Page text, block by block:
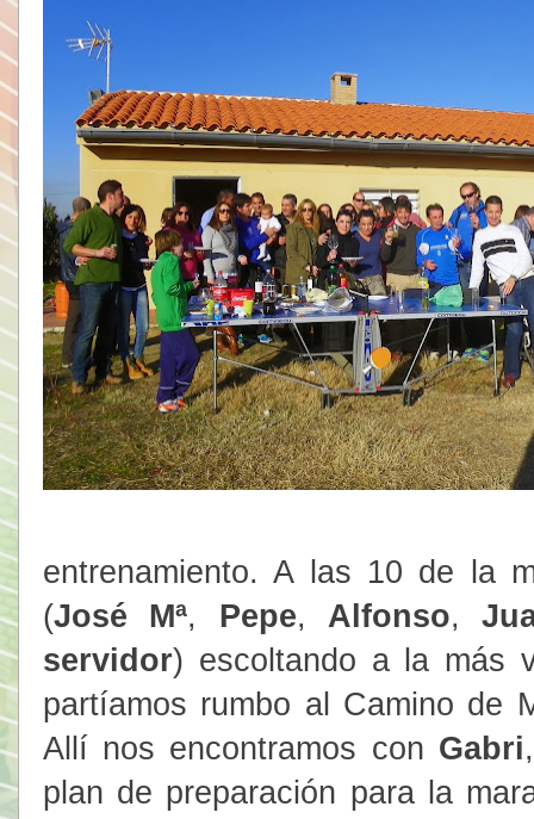
entrenamiento. A las 10 de la
(José Mª, Pepe, Alfonso,
servidor) escoltando a la más
partíamos rumbo al Camino de
Allí nos encontramos con Gabri
plan de preparación para la